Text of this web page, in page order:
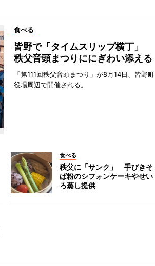
食べる
皆野で「タイムスリップ横丁」
秩父音頭まつりににぎわい添える
「第111回秩父音頭まつり」が8月14日、皆野町
役場周辺で開催される。
食べる
秩父に「サンク」 手びきそ
ば粉のシフォンケーキやせい
ろ蒸し提供